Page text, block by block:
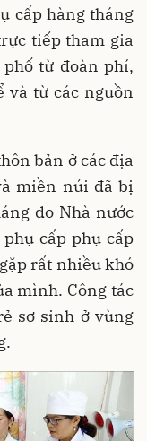
cấp hàng tháng
tiếp tham gia
từ đoàn phí,
và từ các nguồn
bản ở các địa
miền núi đã bị
do Nhà nước
cấp phụ cấp
rất nhiều khó
mình. Công tác
sơ sinh ở vùng